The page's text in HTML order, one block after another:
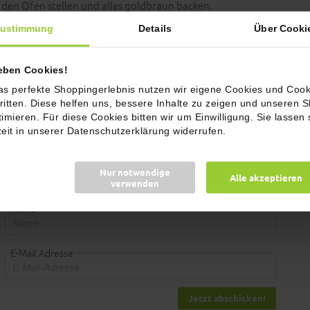
Details Über
Cookies!
perfekte Shoppingerlebnis nutzen wir eigene Cookies und
Diese helfen uns, bessere Inhalte zu zeigen und unseren
Für diese Cookies bitten wir um Einwilligung. Sie lassen
in unserer Datenschutzerklärung widerrufen.
Nur notwendige
verwenden
Alle akzeptieren
Ofen stellen und alles goldbraun backen.
4
Sündhaftem Topping garnieren und servieren.
5
Appetit!
Name
E-Mail Adresse
Jetzt abschicken!